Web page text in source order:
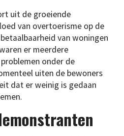
uit de groeiende
van overtoerisme op de
van woningen
er meerdere
onder de
uiten de bewoners
dat er weinig is gedaan